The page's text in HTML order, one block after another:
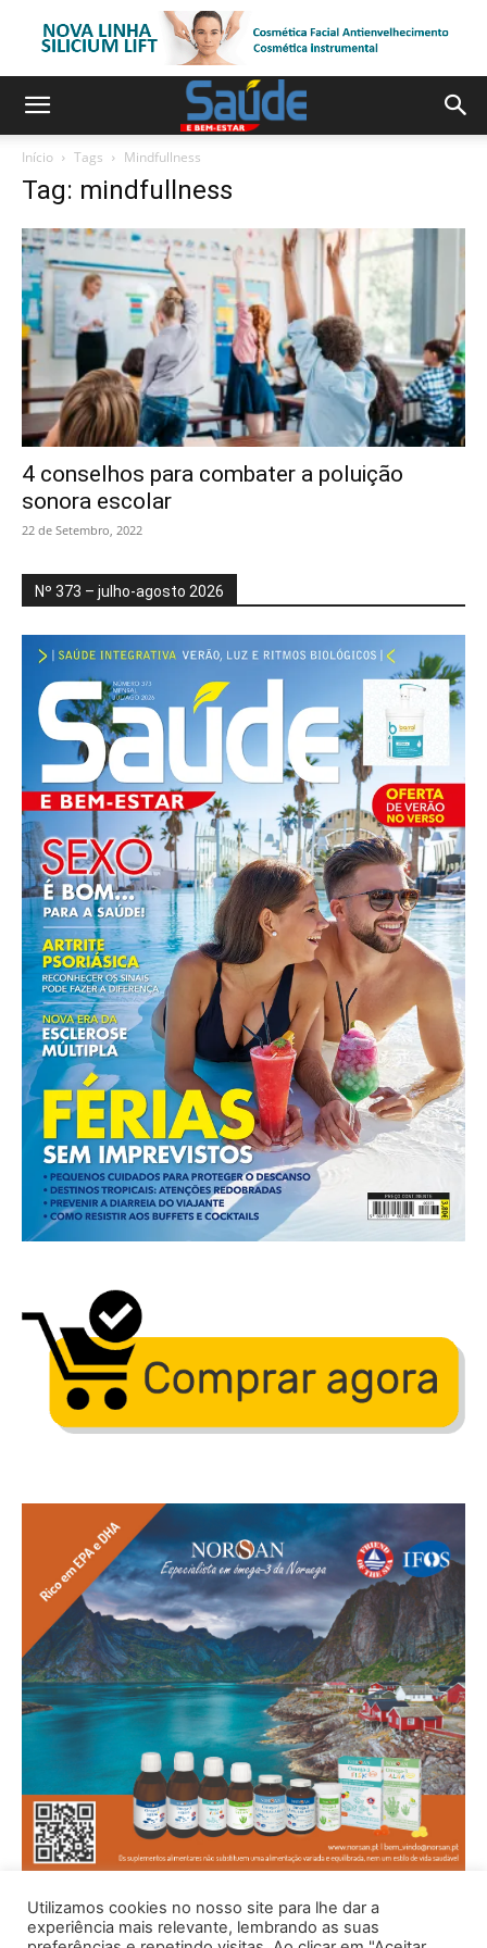
Início Tags Mindfullness
Tag: mindfullness
4 conselhos para combater a poluição
sonora escolar
22 de Setembro, 2022
Nº 373 – julho-agosto 2026
Utilizamos cookies no nosso site para lhe dar a
experiência mais relevante, lembrando as suas